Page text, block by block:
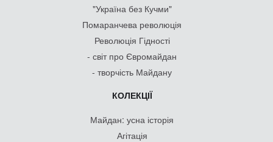
"Україна без Кучми"
Помаранчева революція
Революція Гідності
- світ про Євромайдан
- творчість Майдану
КОЛЕКЦІЇ
Майдан: усна історія
Агітація